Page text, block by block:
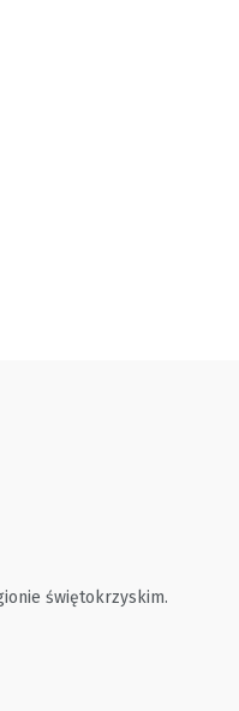
świętokrzyskim.